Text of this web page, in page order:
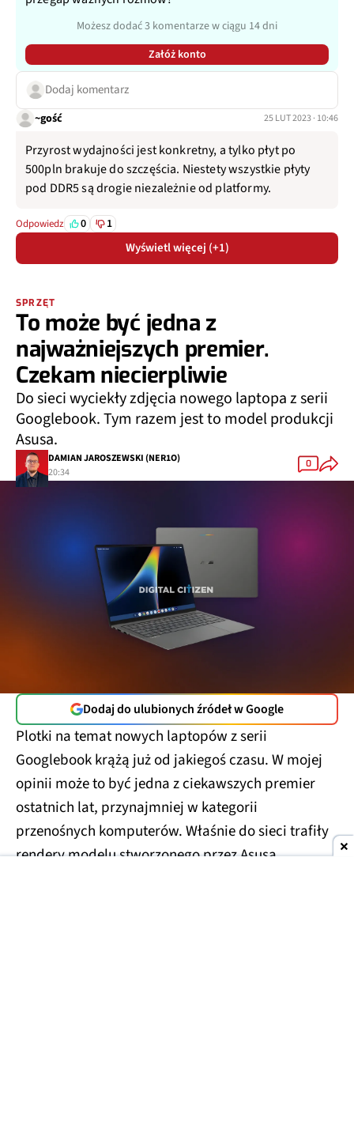
Możesz dodać 3 komentarze w ciągu 14 dni
Załóż konto
Dodaj komentarz
~gość 25 LUT 2023 · 10:46
Przyrost wydajności jest konkretny, a tylko płyt po
500pln brakuje do szczęścia. Niestety wszystkie płyty
pod DDR5 są drogie niezależnie od platformy.
Odpowiedz 0 1
Wyświetl więcej (+1)
SPRZĘT
To może być jedna z
najważniejszych premier.
Czekam niecierpliwie
Do sieci wyciekły zdjęcia nowego laptopa z serii
Googlebook. Tym razem jest to model produkcji
Asusa.
DAMIAN JAROSZEWSKI (NER1O)
20:34
0
Dodaj do ulubionych źródeł w Google
Plotki na temat nowych laptopów z serii
Googlebook krążą już od jakiegoś czasu. W mojej
opinii może to być jedna z ciekawszych premier
ostatnich lat, przynajmniej w kategorii
przenośnych komputerów. Właśnie do sieci trafiły
rendery modelu stworzonego przez Asusa.